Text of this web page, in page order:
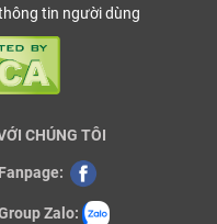
tin người dùng
CHÚNG TÔI
Zalo: